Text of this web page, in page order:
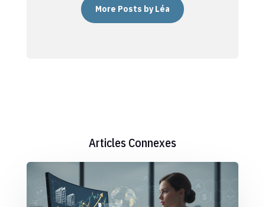
More Posts by Léa
Articles Connexes